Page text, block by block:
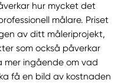
hur mycket det
målare. Priset
av ditt måleriprojekt,
som också påverkar
mer ingående om vad
få en bild av kostnaden